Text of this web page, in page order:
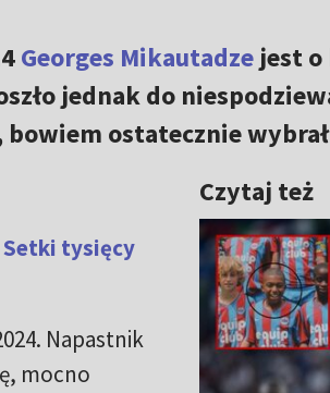
Georges Mikautadzejest o
jednak do
ostatecznie
Czytaj też
tysięcy
Napastnik
mocno